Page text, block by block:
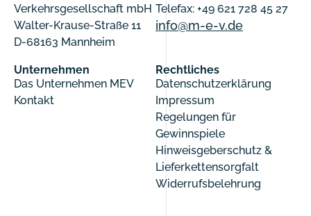
Verkehrsgesellschaft mbH
Walter-Krause-Straße 11
D-68163 Mannheim
Telefax: +49 621 728 45 27
info@m-e-v.de
Unternehmen
Das Unternehmen MEV
Kontakt
Rechtliches
Datenschutzerklärung
Impressum
Regelungen für
Gewinnspiele
Hinweisgeberschutz &
Lieferkettensorgfalt
Widerrufsbelehrung